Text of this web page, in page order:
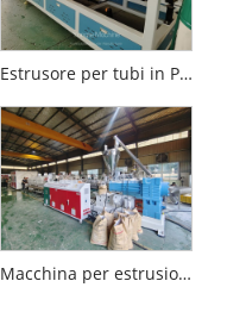
Estrusore per tubi in PVC
Macchina per estrusione del tubo in PVC da 280-560 mm